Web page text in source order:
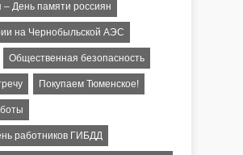
День памяти россиян
на Чернобыльской АЭС
Общественная безопасность
Покупаем Тюменское!
работников ГИБДД